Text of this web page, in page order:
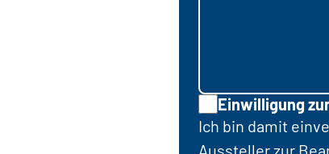
Einwilligung
Ich bin damit